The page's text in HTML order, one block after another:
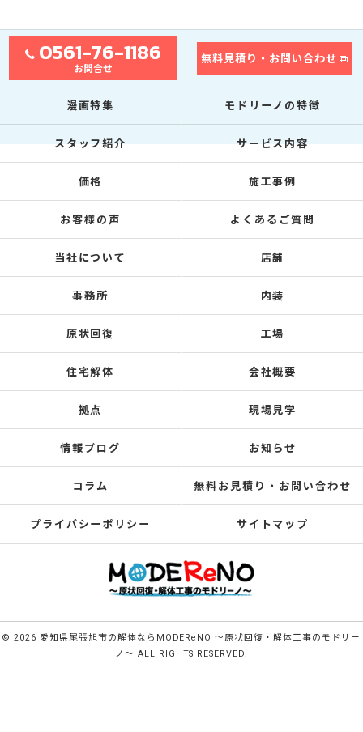
0561-76-1186
お問合せ
無料見積り・お問い合わせ
漫画特集 モドリーノの特徴
スタッフ紹介 サービス内容
価格 施工事例
お客様の声 よくあるご質問
当社について 店舗
事務所 内装
原状回復 工場
住宅解体 会社概要
拠点 現場見学
情報ブログ お知らせ
コラム 無料お見積り・お問い合わせ
プライバシーポリシー サイトマップ
© 2026 愛知県尾張旭市の解体ならMODEReNO ～原状回復・解体工事のモドリー
ノ～ ALL RIGHTS RESERVED.